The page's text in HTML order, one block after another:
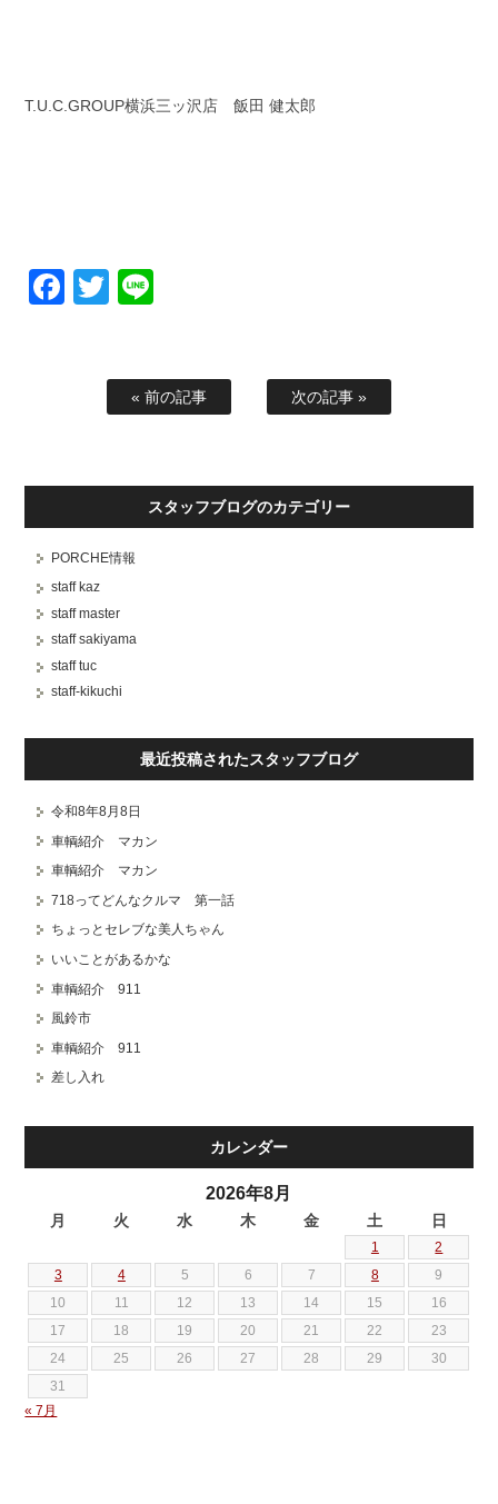
T.U.C.GROUP横浜三ッ沢店 飯田 健太郎
Facebook
Twitter
« 前の記事 次の記事 »
スタッフブログのカテゴリー
PORCHE情報
staff kaz
staff master
staff sakiyama
staff tuc
staff-kikuchi
最近投稿されたスタッフブログ
令和8年8月8日
車輌紹介 マカン
車輌紹介 マカン
718ってどんなクルマ 第一話
ちょっとセレブな美人ちゃん
いいことがあるかな
車輌紹介 911
風鈴市
車輌紹介 911
差し入れ
カレンダー
2026年8月
月 火 水 木 金 土 日
1
2
3
4 5 6 7 8
9
10
11 12 13 14 15
16
17
18 19 20 21 22
23
24
25 26 27 28 29
30
31
« 7月